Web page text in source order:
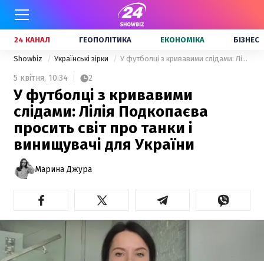
24 КАНАЛ ГЕОПОЛІТИКА ЕКОНОМІКА БІЗНЕС
Showbiz Українські зірки У футболці з кривавими слідами: Лілія Подкопаєва просить світ про танки і винищувачі для України
5 квітня, 10:34 2
У футболці з кривавими
слідами: Лілія Подкопаєва
просить світ про танки і
винищувачі для України
Марина Джура